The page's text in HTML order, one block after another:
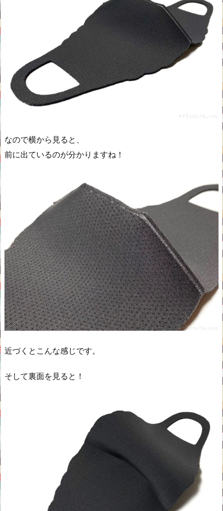
なので横から見ると、
前に出ているのが分かりますね！
近づくとこんな感じです。
そして裏面を見ると！